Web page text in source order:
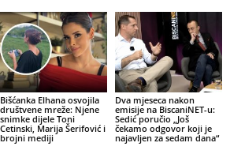
Bišćanka Elhana osvojila
društvene mreže: Njene
snimke dijele Toni
Cetinski, Marija Šerifović i
brojni mediji
Dva mjeseca nakon
emisije na BiscaniNET-u:
Sedić poručio „Još
čekamo odgovor koji je
najavljen za sedam dana“